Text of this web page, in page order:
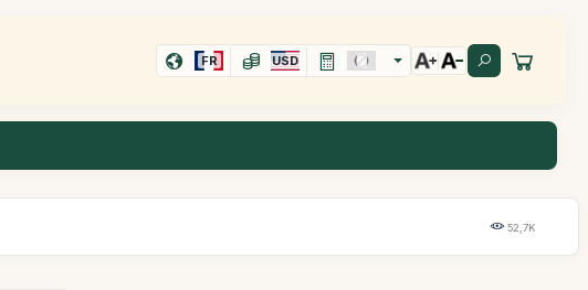
FR USD
52,7K